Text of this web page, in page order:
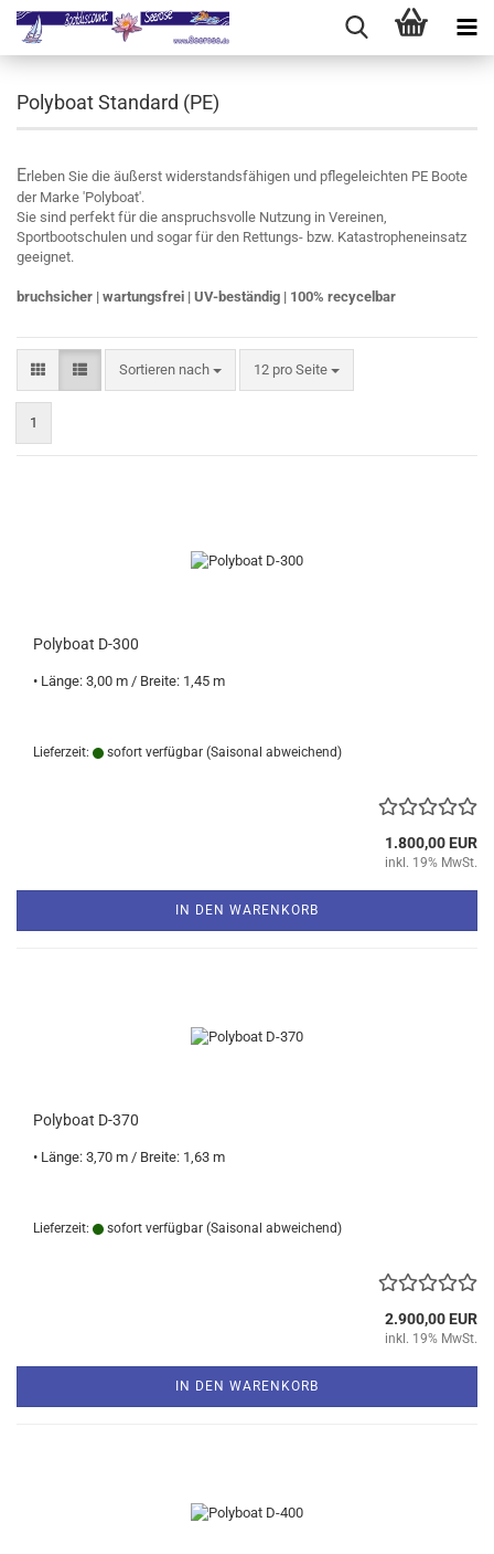
Polyboat Standard (PE)
Erleben Sie die äußerst widerstandsfähigen und pflegeleichten PE Boote
der Marke 'Polyboat'.
Sie sind perfekt für die anspruchsvolle Nutzung in Vereinen,
Sportbootschulen und sogar für den Rettungs- bzw. Katastropheneinsatz
geeignet.
bruchsicher | wartungsfrei | UV-beständig | 100% recycelbar
Sortieren nach
Sortieren nach 12 pro Seite
pro Seite
1
Polyboat D-300
• Länge: 3,00 m / Breite: 1,45 m
Lieferzeit: sofort verfügbar (Saisonal abweichend)
1.800,00 EUR
inkl. 19% MwSt.
IN DEN WARENKORB
Polyboat D-370
• Länge: 3,70 m / Breite: 1,63 m
Lieferzeit: sofort verfügbar (Saisonal abweichend)
2.900,00 EUR
inkl. 19% MwSt.
IN DEN WARENKORB